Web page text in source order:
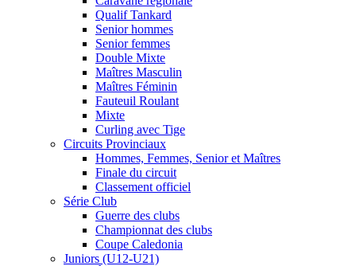
Qualif Tankard
Senior hommes
Senior femmes
Double Mixte
Maîtres Masculin
Maîtres Féminin
Fauteuil Roulant
Mixte
Curling avec Tige
Circuits Provinciaux
Hommes, Femmes, Senior et Maîtres
Finale du circuit
Classement officiel
Série Club
Guerre des clubs
Championnat des clubs
Coupe Caledonia
Juniors (U12-U21)